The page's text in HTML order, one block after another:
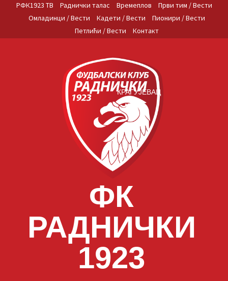
РФК1923 ТВ Раднички талас Времеплов
Први тим / Вести
Омладинци / Вести
Кадети / Вести
Пионири / Вести
Петлићи / Вести
Контакт
ФК
РАДНИЧКИ
1923
КРАГУЈЕВАЦ